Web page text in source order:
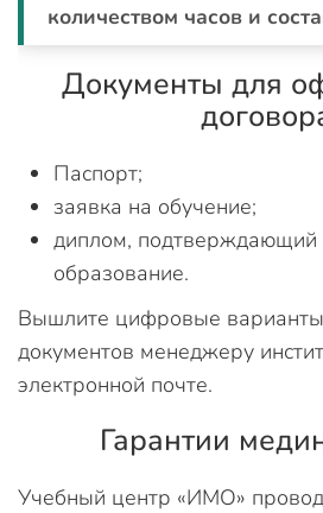
количеством часов и
Документы для
Паспорт;
заявка на обучение;
диплом, подтверждающий
образование.
Вышлите цифровые
документов менеджеру
электронной почте.
Гарантии
Учебный центр «ИМО»